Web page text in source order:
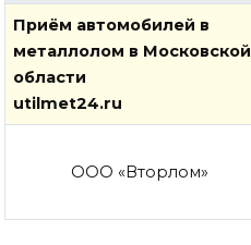
Приём автомобилей в
металлолом в Московской
области
utilmet24.ru
ООО «Вторлом»